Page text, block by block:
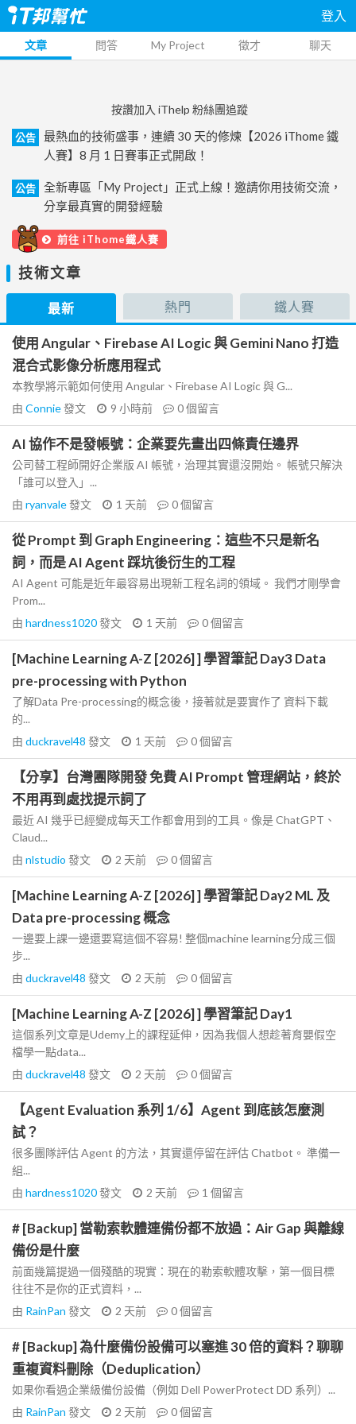
登入
文章 問答 My Project 徵才 聊天
按讚加入 iThelp 粉絲團追蹤
公告
最熱血的技術盛事，連續 30 天的修煉【2026 iThome 鐵
人賽】8 月 1 日賽事正式開啟！
公告
全新專區「My Project」正式上線！邀請你用技術交流，
分享最真實的開發經驗
前往 iThome鐵人賽
技術文章
最新 熱門 鐵人賽
使用 Angular、Firebase AI Logic 與 Gemini Nano 打造
混合式影像分析應用程式
本教學將示範如何使用 Angular、Firebase AI Logic 與 G...
由 Connie發文 9 小時前 0個留言
AI 協作不是發帳號：企業要先畫出四條責任邊界
公司替工程師開好企業版 AI 帳號，治理其實還沒開始。 帳號只解決
「誰可以登入」...
由 ryanvale發文 1 天前 0個留言
從 Prompt 到 Graph Engineering：這些不只是新名
詞，而是 AI Agent 踩坑後衍生的工程
AI Agent 可能是近年最容易出現新工程名詞的領域。 我們才剛學會
Prom...
由 hardness1020發文 1 天前 0個留言
[Machine Learning A-Z [2026] ] 學習筆記 Day3 Data
pre-processing with Python
了解Data Pre-processing的概念後，接著就是要實作了 資料下載
的...
由 duckravel48 發文 1 天前 0個留言
【分享】台灣團隊開發 免費 AI Prompt 管理網站，終於
不用再到處找提示詞了
最近 AI 幾乎已經變成每天工作都會用到的工具。像是 ChatGPT、
Claud...
由 nlstudio 發文 2 天前 0個留言
[Machine Learning A-Z [2026] ] 學習筆記 Day2 ML 及
Data pre-processing 概念
一邊要上課一邊還要寫這個不容易! 整個machine learning分成三個
步...
由 duckravel48 發文 2 天前 0個留言
[Machine Learning A-Z [2026] ] 學習筆記 Day1
這個系列文章是Udemy上的課程延伸，因為我個人想趁著育嬰假空
檔學一點data...
由 duckravel48 發文 2 天前 0個留言
【Agent Evaluation 系列 1/6】Agent 到底該怎麼測
試？
很多團隊評估 Agent 的方法，其實還停留在評估 Chatbot。 準備一
組...
由 hardness1020發文 2 天前 1 個留言
# [Backup] 當勒索軟體連備份都不放過：Air Gap 與離線
備份是什麼
前面幾篇提過一個殘酷的現實：現在的勒索軟體攻擊，第一個目標
往往不是你的正式資料，...
由 RainPan 發文 2 天前 0個留言
# [Backup] 為什麼備份設備可以塞進 30 倍的資料？聊聊
重複資料刪除（Deduplication）
如果你看過企業級備份設備（例如 Dell PowerProtect DD 系列）...
由 RainPan 發文 2 天前 0個留言